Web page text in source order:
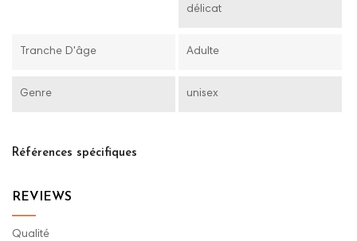
délicat
Tranche D'âge Adulte
Genre unisex
Références spécifiques
REVIEWS
Qualité